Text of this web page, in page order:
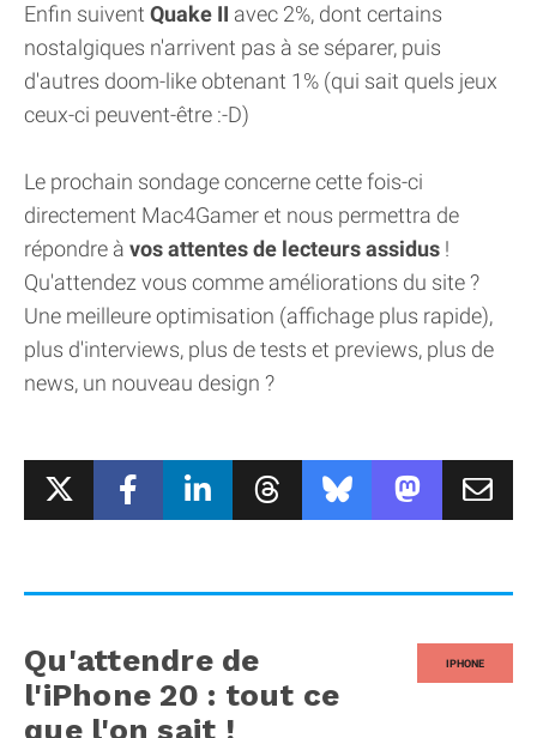
Enfin suivent Quake II avec 2%, dont certains
nostalgiques n'arrivent pas à se séparer, puis
d'autres doom-like obtenant 1% (qui sait quels jeux
ceux-ci peuvent-être :-D)
Le prochain sondage concerne cette fois-ci
directement Mac4Gamer et nous permettra de
répondre à vos attentes de lecteurs assidus !
Qu'attendez vous comme améliorations du site ?
Une meilleure optimisation (affichage plus rapide),
plus d'interviews, plus de tests et previews, plus de
news, un nouveau design ?
IPHONE
Qu'attendre de
l'iPhone 20 : tout ce
que l'on sait !